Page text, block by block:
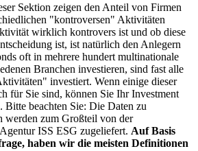
Sektion zeigen den Anteil von Firmen
"kontroversen" Aktivitäten
wirklich kontrovers ist und ob diese
ist, ist natürlich den Anlegern
oft in mehrere hundert multinationale
Branchen investieren, sind fast alle
investiert. Wenn einige dieser
für Sie sind, können Sie Ihr Investment
Bitte beachten Sie: Die Daten zu
werden zum Großteil von der
ISS ESG zugeliefert. Auf Basis
haben wir die meisten Definitionen